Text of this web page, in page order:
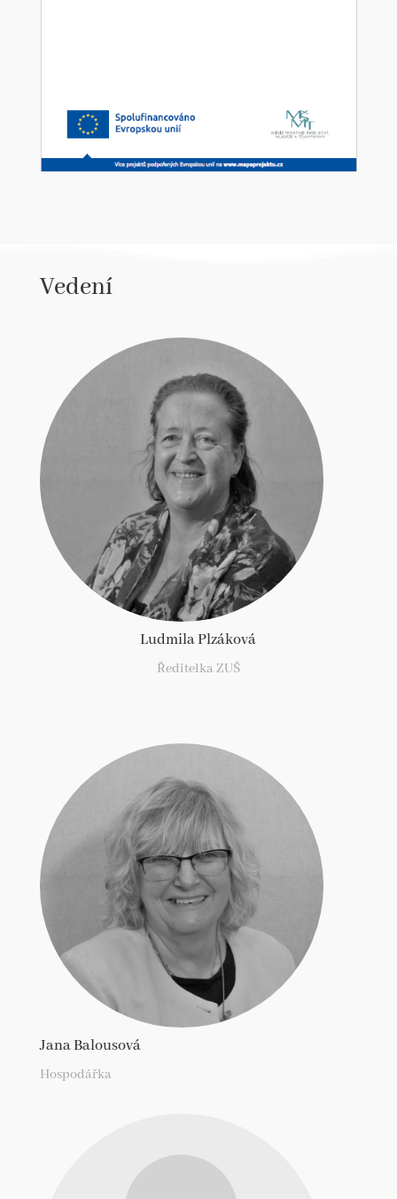
Vedení
Ludmila Plzáková
Ředitelka ZUŠ
Jana Balousová
Hospodářka